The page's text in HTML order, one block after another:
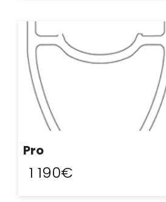
ACHAT EXPRESS
Pro
1 190€